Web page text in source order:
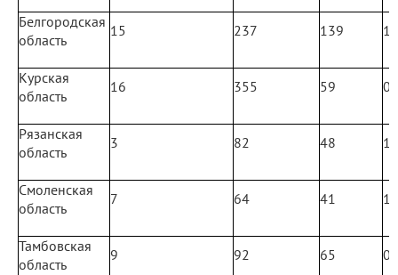
Белгородская
область
15 237 139 1
Курская
область
16 355 59 0
Рязанская
область
3 82 48 1
Смоленская
область
7 64 41 1
Тамбовская
область
9 92 65 0